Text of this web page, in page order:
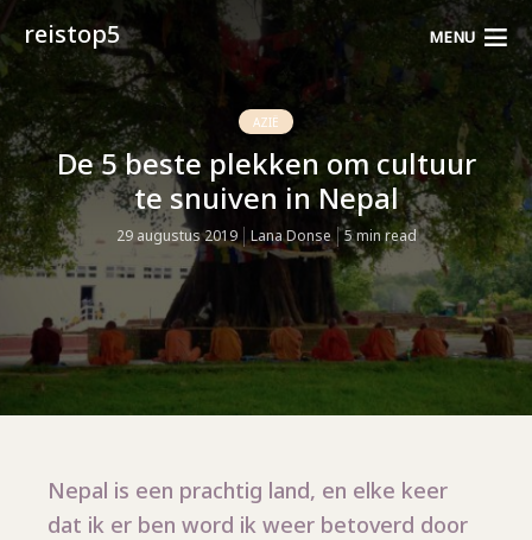
reistop5 MENU
AZIË
De 5 beste plekken om cultuur
te snuiven in Nepal
29 augustus 2019 Lana Donse 5 min read
Nepal is een prachtig land, en elke keer
dat ik er ben word ik weer betoverd door